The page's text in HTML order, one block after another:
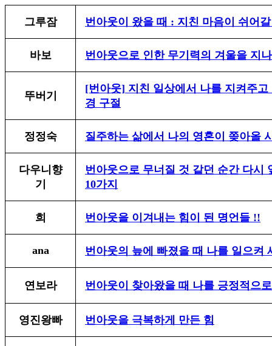
그루잠 번아웃이 왔을 때 : 지친 마음이 쉬어
바보 번아웃으로 인한 무기력의 겨울을 지
뚜버기
[번아웃] 지친 일상에서 나를 지켜주
경 구절
정정숙 질주하는 삶에서 나의 영혼이 쫒아올
다우니향
기
번아웃으로 무너질 것 같던 순간 다시
10가지
희 번아웃을 이겨내는 힘이 된 명언들 !!
ana 번아웃의 늪에 빠졌을 때 나를 일으켜
연보라 번아웃이 찾아왔을 때 나를 긍정적으
영진왕빠 번아웃을 극복하게 만든 힘